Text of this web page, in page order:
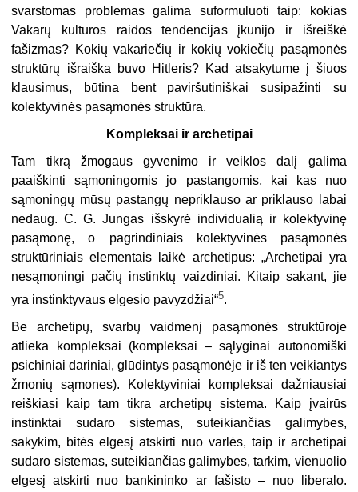
svarstomas problemas galima suformuluoti taip: kokias
Vakarų kultūros raidos tendencijas įkūnijo ir išreiškė
fašizmas? Kokių vakariečių ir kokių vokiečių pasąmonės
struktūrų išraiška buvo Hitleris? Kad atsakytume į šiuos
klausimus, būtina bent paviršutiniškai susipažinti su
kolektyvinės pasąmonės struktūra.
Kompleksai ir archetipai
Tam tikrą žmogaus gyvenimo ir veiklos dalį galima
paaiškinti sąmoningomis jo pastangomis, kai kas nuo
sąmoningų mūsų pastangų nepriklauso ar priklauso labai
nedaug. C. G. Jungas išskyrė individualią ir kolektyvinę
pasąmonę, o pagrindiniais kolektyvinės pasąmonės
struktūriniais elementais laikė archetipus: „Archetipai yra
nesąmoningi pačių instinktų vaizdiniai. Kitaip sakant, jie
yra instinktyvaus elgesio pavyzdžiai“5.
Be archetipų, svarbų vaidmenį pasąmonės struktūroje
atlieka kompleksai (kompleksai – sąlyginai autonomiški
psichiniai dariniai, glūdintys pasąmonėje ir iš ten veikiantys
žmonių sąmones). Kolektyviniai kompleksai dažniausiai
reiškiasi kaip tam tikra archetipų sistema. Kaip įvairūs
instinktai sudaro sistemas, suteikiančias galimybes,
sakykim, bitės elgesį atskirti nuo varlės, taip ir archetipai
sudaro sistemas, suteikiančias galimybes, tarkim, vienuolio
elgesį atskirti nuo bankininko ar fašisto – nuo liberalo.